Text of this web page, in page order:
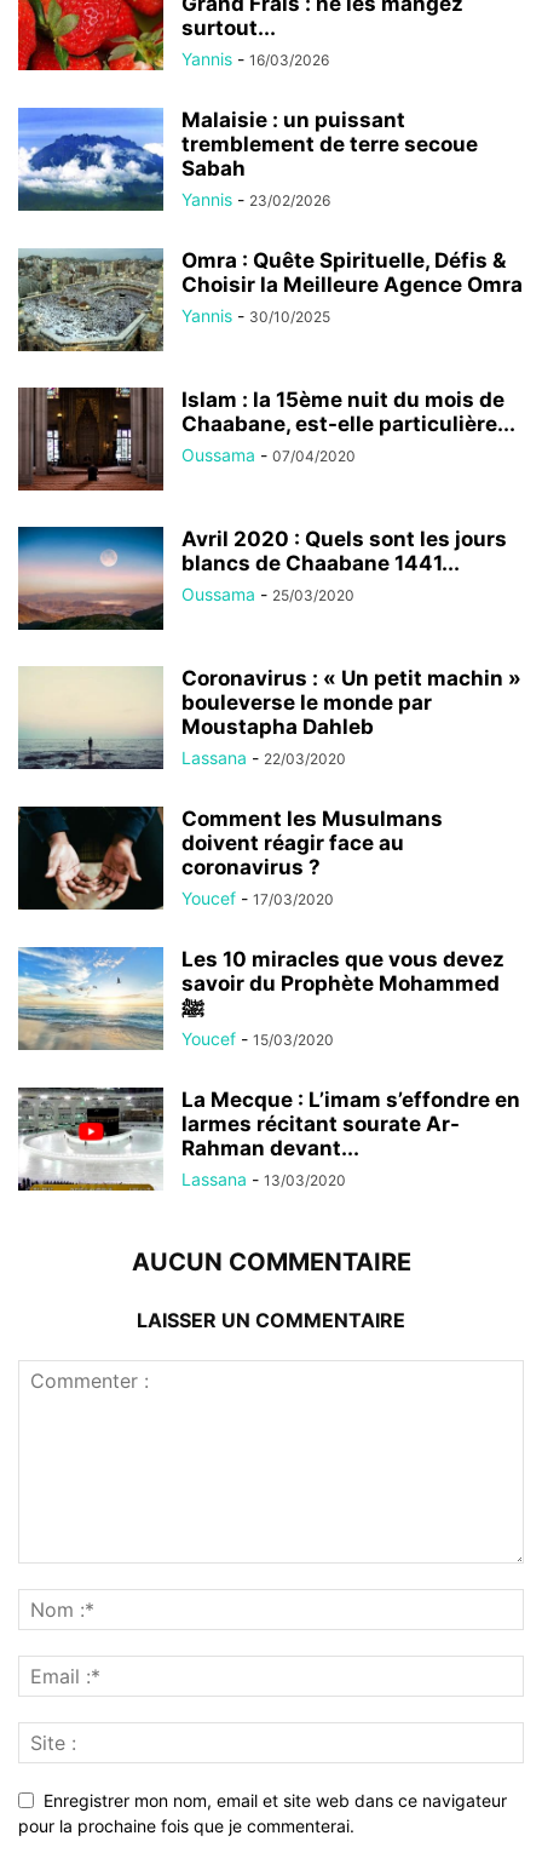
surtout...
Yannis - 16/03/2026
Malaisie : un puissant
tremblement de terre secoue
Sabah
Yannis - 23/02/2026
Omra : Quête Spirituelle, Défis &
Choisir la Meilleure Agence Omra
Yannis - 30/10/2025
Islam : la 15ème nuit du mois de
Chaabane, est-elle particulière...
Oussama - 07/04/2020
Avril 2020 : Quels sont les jours
blancs de Chaabane 1441...
Oussama - 25/03/2020
Coronavirus : « Un petit machin »
bouleverse le monde par
Moustapha Dahleb
Lassana - 22/03/2020
Comment les Musulmans
doivent réagir face au
coronavirus ?
Youcef - 17/03/2020
Les 10 miracles que vous devez
savoir du Prophète Mohammed
ﷺ
Youcef - 15/03/2020
La Mecque : L’imam s’effondre en
larmes récitant sourate Ar-
Rahman devant...
Lassana - 13/03/2020
AUCUN COMMENTAIRE
LAISSER UN COMMENTAIRE
Enregistrer mon nom, email et site web dans ce navigateur
pour la prochaine fois que je commenterai.